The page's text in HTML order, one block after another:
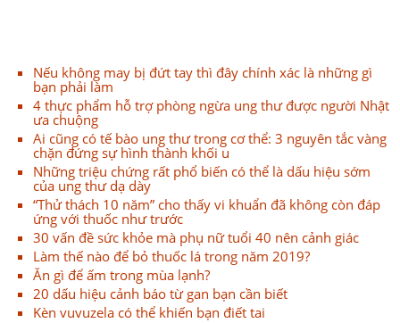
Nếu không may bị đứt tay thì đây chính xác là những gì
bạn phải làm
4 thực phẩm hỗ trợ phòng ngừa ung thư được người Nhật
ưa chuộng
Ai cũng có tế bào ung thư trong cơ thể: 3 nguyên tắc vàng
chặn đứng sự hình thành khối u
Những triệu chứng rất phổ biến có thể là dấu hiệu sớm
của ung thư dạ dày
“Thử thách 10 năm” cho thấy vi khuẩn đã không còn đáp
ứng với thuốc như trước
30 vấn đề sức khỏe mà phụ nữ tuổi 40 nên cảnh giác
Làm thế nào để bỏ thuốc lá trong năm 2019?
Ăn gì để ấm trong mùa lạnh?
20 dấu hiệu cảnh báo từ gan bạn cần biết
Kèn vuvuzela có thể khiến bạn điết tai